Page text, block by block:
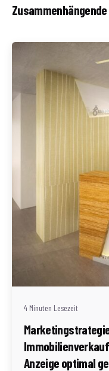
Geschrieben
Redaktion
4 Minuten Lesezeit
Anzeige optimal